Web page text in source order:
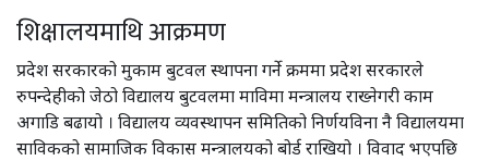
शिक्षालयमाथि आक्रमण
प्रदेश सरकारको मुकाम बुटवल स्थापना गर्ने क्रममा प्रदेश सरकारले
रुपन्देहीको जेठो विद्यालय बुटवलमा माविमा मन्त्रालय राख्नेगरी काम
अगाडि बढायो । विद्यालय व्यवस्थापन समितिको निर्णयविना नै विद्यालयमा
साविकको सामाजिक विकास मन्त्रालयको बोर्ड राखियो । विवाद भएपछि